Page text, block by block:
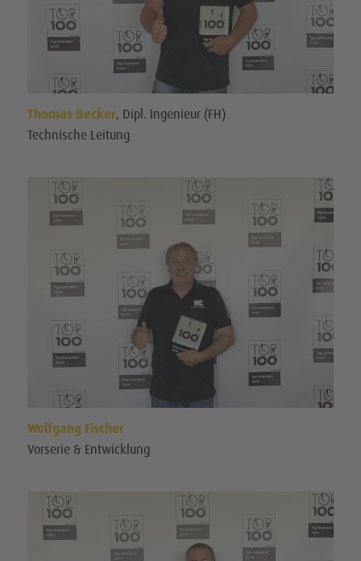
Thomas Becker, Dipl. In­ge­ni­eur (FH)
Technische Leitung
Wolfgang Fischer
Vorserie & Entwicklung